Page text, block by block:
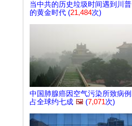
当中共的历史垃圾时间遇到川普
的黄金时代 (21,484次)
中国肺腺癌因空气污染所致病例
占全球约七成 🖼️ (7,071次)